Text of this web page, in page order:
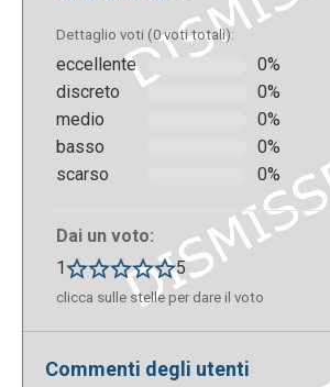
Dettaglio voti (0 voti totali):
eccellente
0%
discreto
0%
medio
0%
basso
0%
scarso
0%
Dai un voto:
1
5
clicca sulle stelle per dare il voto
Commenti degli utenti